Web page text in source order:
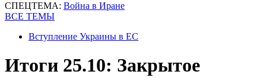
СПЕЦТЕМА: Война в Иране
ВСЕ ТЕМЫ
Вступление Украины в ЕС
Итоги 25.10: Закрытое